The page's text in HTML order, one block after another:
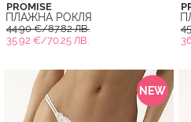
PROMISE
ПЛАЖНА РОКЛЯ
44.90 €/87.82 ЛВ.
35.92 €/70.25 ЛВ.
NEW